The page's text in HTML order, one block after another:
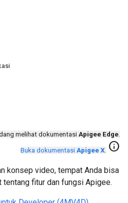
melihat dokumentasiApigee Edge.
Buka dokumentasi Apigee X. info
konsep video, tempat Anda bisa
fitur dan fungsi Apigee.